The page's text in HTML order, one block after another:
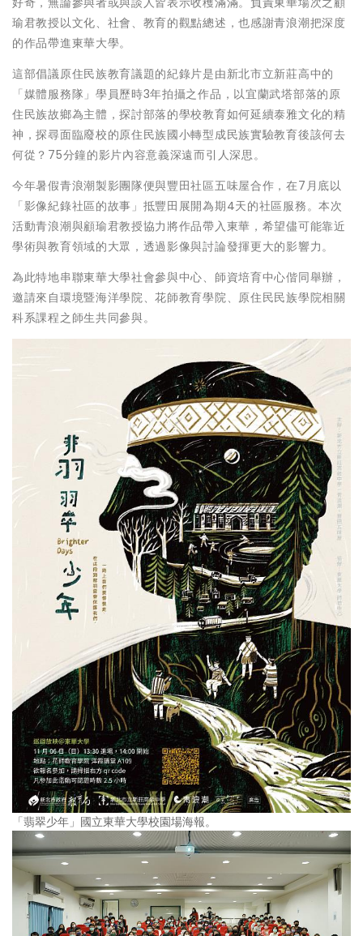
瑜君教授以文化、社會、教育的觀點總述，也感謝青浪潮把深度
的作品帶進東華大學。
這部倡議原住民族教育議題的紀錄片是由新北市立新莊高中的
「媒體服務隊」學員歷時3年拍攝之作品，以宜蘭武塔部落的原
住民族故鄉為主體，探討部落的學校教育如何延續泰雅文化的精
神，探尋面臨廢校的原住民族國小轉型成民族實驗教育後該何去
何從？75分鐘的影片內容意義深遠而引人深思。
今年暑假青浪潮製影團隊便與豐田社區五味屋合作，在7月底以
「影像紀錄社區的故事」抵豐田展開為期4天的社區服務。本次
活動青浪潮與顧瑜君教授協力將作品帶入東華，希望儘可能靠近
學術與教育領域的大眾，透過影像與討論發揮更大的影響力。
為此特地串聯東華大學社會參與中心、師資培育中心偕同舉辦，
邀請來自環境暨海洋學院、花師教育學院、原住民民族學院相關
科系課程之師生共同參與。
「翡翠少年」國立東華大學校園場海報。